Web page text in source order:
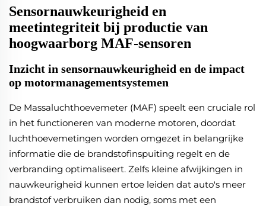
Sensornauwkeurigheid en
meetintegriteit bij productie van
hoogwaarborg MAF-sensoren
Inzicht in sensornauwkeurigheid en de impact
op motormanagementsystemen
De Massaluchthoevemeter (MAF) speelt een cruciale rol
in het functioneren van moderne motoren, doordat
luchthoevemetingen worden omgezet in belangrijke
informatie die de brandstofinspuiting regelt en de
verbranding optimaliseert. Zelfs kleine afwijkingen in
nauwkeurigheid kunnen ertoe leiden dat auto's meer
brandstof verbruiken dan nodig, soms met een